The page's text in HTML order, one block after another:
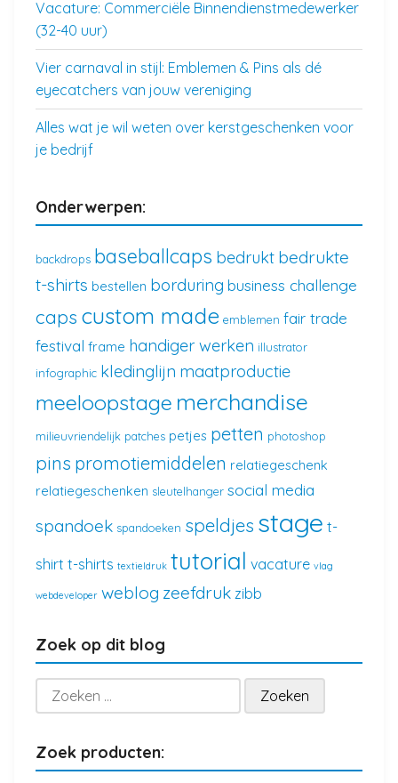
Vacature: Commerciële Binnendienstmedewerker
(32-40 uur)
Vier carnaval in stijl: Emblemen & Pins als dé
eyecatchers van jouw vereniging
Alles wat je wil weten over kerstgeschenken voor
je bedrijf
Onderwerpen:
backdrops baseballcaps bedrukt bedrukte
t-shirts bestellen borduring business challenge
caps custom made emblemen fair trade
festival frame handiger werken illustrator
infographic kledinglijn maatproductie
meeloopstage merchandise
milieuvriendelijk patches petjes petten photoshop
pins promotiemiddelen relatiegeschenk
relatiegeschenken sleutelhanger social media
spandoek spandoeken speldjes stage t-
shirt t-shirts textieldruk tutorial vacature vlag
webdeveloper weblog zeefdruk zibb
Zoek op dit blog
Zoeken
naar:
Zoek producten: